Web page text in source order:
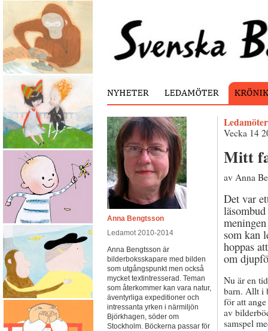
Anna Bengtsson
Ledamot 2010-2014
Anna Bengtsson är
bilderboksskapare med bilden
som utgångspunkt men också
mycket textintresserad. Teman
som återkommer kan vara natur,
äventyrliga expeditioner och
intressanta yrken i närmiljön
Björkhagen, söder om
Stockholm. Böckerna passar för
Vecka 14
Mitt
av Anna
Det var
som kan
hoppas
om
Nu är en
barn. Allt i
för att
av
samspel